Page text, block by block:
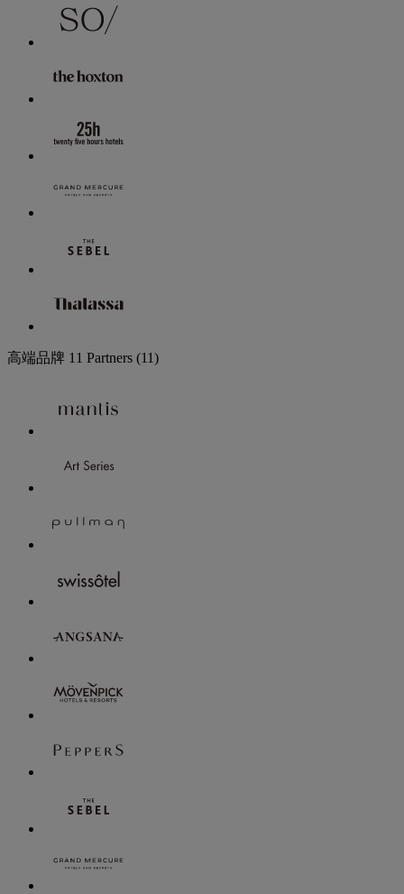
高端品牌 11 Partners (11)